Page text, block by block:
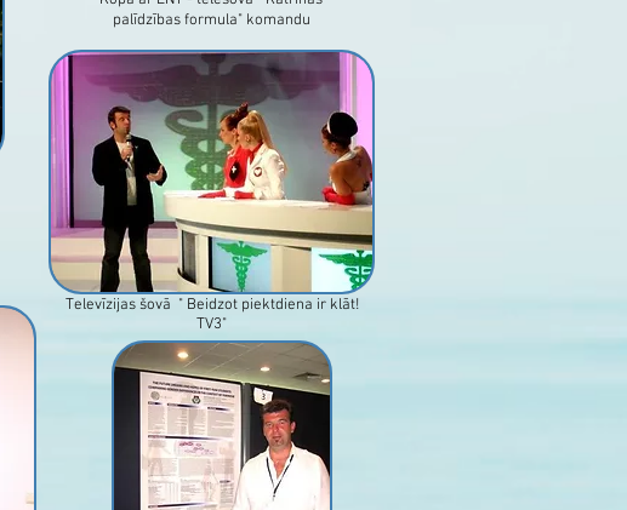
Televīzijas šovā " Beidzot piektdiena ir klāt!
TV3"
palīdzības formula" komandu